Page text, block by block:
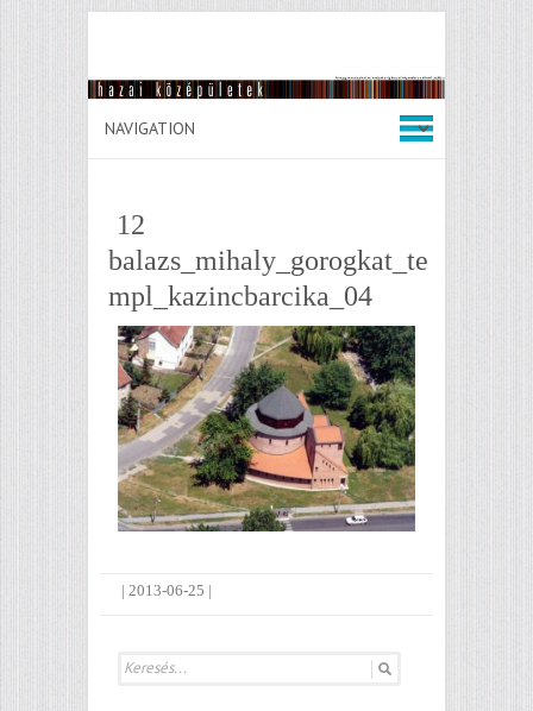
12
balazs_mihaly_gorogkat_te
mpl_kazincbarcika_04
| 2013-06-25 |